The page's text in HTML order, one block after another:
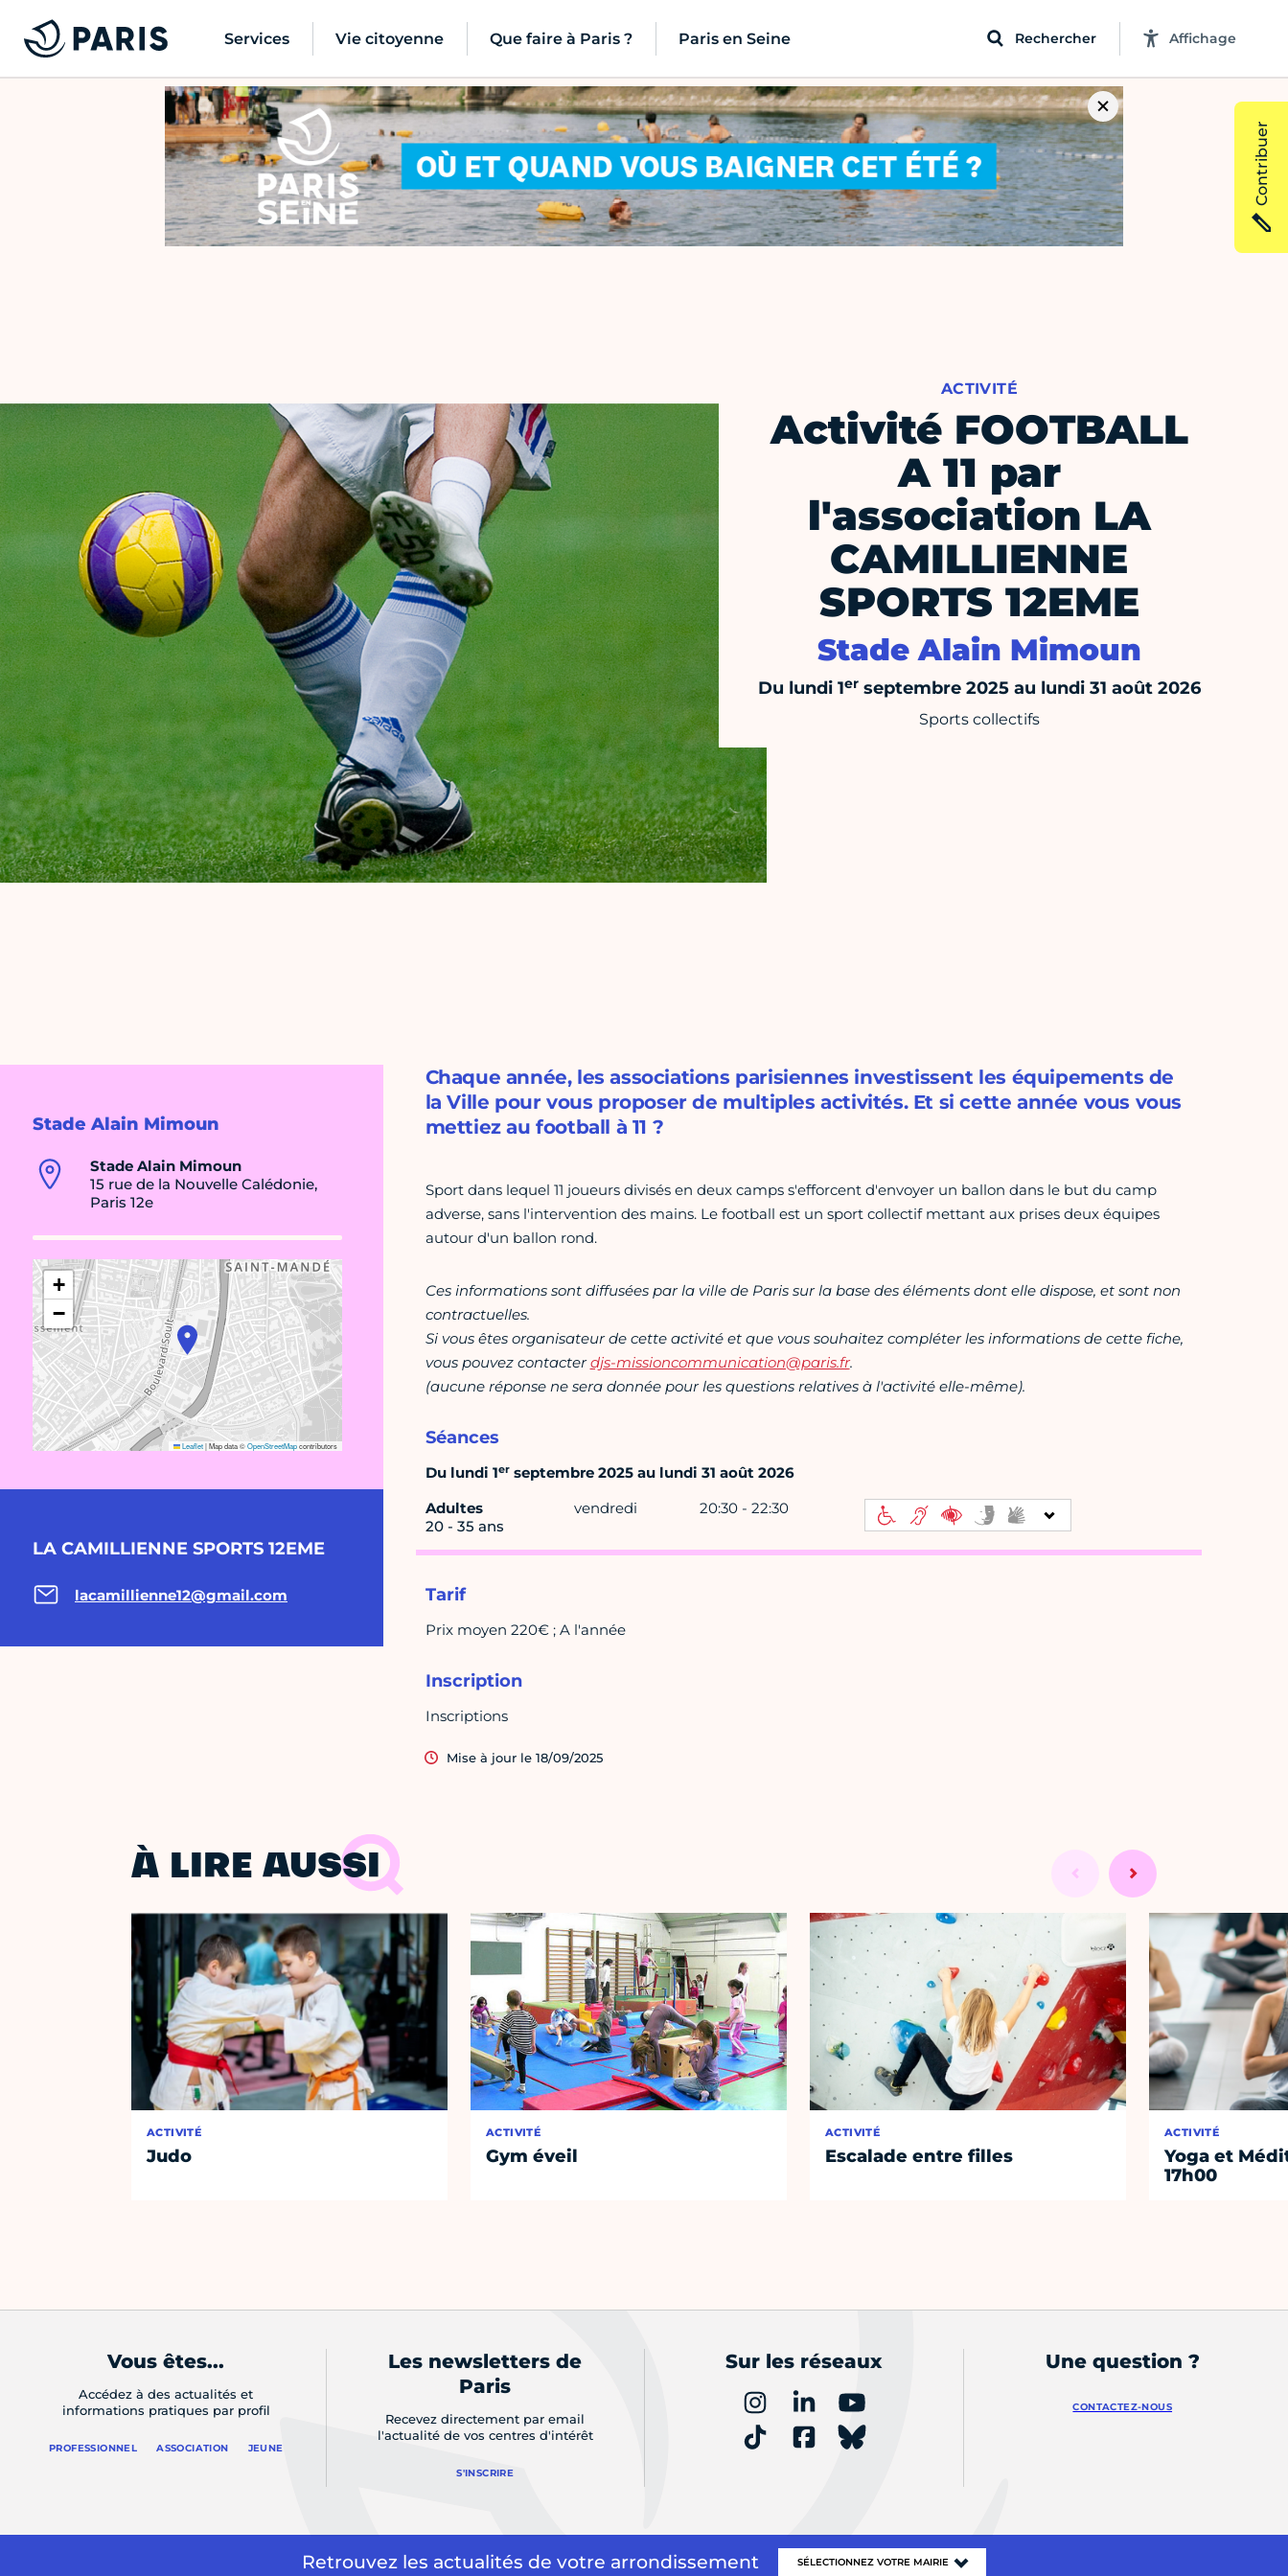
Services Vie citoyenne Que faire à Paris ? Paris en Seine Rechercher Affichage
ACTIVITÉ
Activité FOOTBALL
A 11 par
l'association LA
CAMILLIENNE
SPORTS 12EME
Stade Alain Mimoun
Du lundi 1erseptembre 2025 au lundi 31 août 2026
Sports collectifs
Stade Alain Mimoun
Stade Alain Mimoun
15 rue de la Nouvelle Calédonie,
Paris 12e
+
−
Leaflet|Map data ©OpenStreetMapcontributors
LA CAMILLIENNE SPORTS 12EME
lacamillienne12@gmail.com
Chaque année, les associations parisiennes investissent les équipements de
la Ville pour vous proposer de multiples activités. Et si cette année vous vous
mettiez au football à 11 ?
Sport dans lequel 11 joueurs divisés en deux camps s'efforcent d'envoyer un ballon dans le but du camp
adverse, sans l'intervention des mains. Le football est un sport collectif mettant aux prises deux équipes
autour d'un ballon rond.
Ces informations sont diffusées par la ville de Paris sur la base des éléments dont elle dispose, et sont non
contractuelles.
Si vous êtes organisateur de cette activité et que vous souhaitez compléter les informations de cette fiche,
vous pouvez contacterdjs-missioncommunication@paris.fr.
(aucune réponse ne sera donnée pour les questions relatives à l'activité elle-même).
Séances
Du lundi 1erseptembre 2025 au lundi 31 août 2026
Adultes
20 - 35 ans
vendredi 20:30 - 22:30
Tarif
Prix moyen 220€ ; A l'année
Inscription
Inscriptions
Mise à jour le 18/09/2025
À LIRE AUSSI
ACTIVITÉ
Judo
ACTIVITÉ
Gym éveil
ACTIVITÉ
Escalade entre filles
ACTIVITÉ
Yoga et
17h00
Contribuer
Vous êtes...
Accédez à des actualités et
informations pratiques par profil
PROFESSIONNEL ASSOCIATION JEUNE
Les newsletters de
Paris
Recevez directement par email
l'actualité de vos centres d'intérêt
S'INSCRIRE
Sur les réseaux Une question ?
CONTACTEZ-NOUS
Retrouvez les actualités de votre arrondissement